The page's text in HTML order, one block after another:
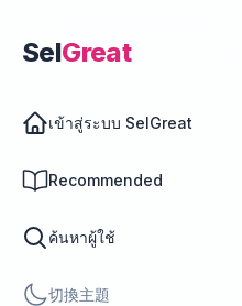
SelGreat
เข้าสู่ระบบ SelGreat
Recommended
ค้นหาผู้ใช้
切換主題